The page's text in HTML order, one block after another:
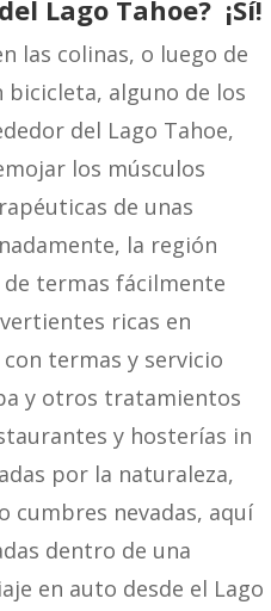
Lago Tahoe? ¡Sí!
las colinas, o luego de
alguno de los
del Lago Tahoe,
los músculos
de unas
la región
termas fácilmente
ricas en
termas y servicio
y otros tratamientos
y hosterías in
por la naturaleza,
cumbres nevadas, aquí
dentro de una
en auto desde el Lago